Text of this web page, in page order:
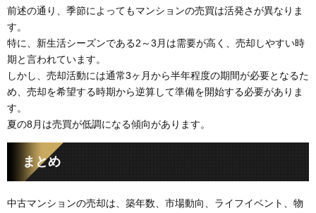
前述の通り、季節によってもマンションの売買は活発さが異なりま
す。
特に、新生活シーズンである2～3月は需要が高く、売却しやすい時
期と言われています。
しかし、売却活動には通常3ヶ月から半年程度の期間が必要となるた
め、売却を希望する時期から逆算して準備を開始する必要がありま
す。
夏の8月は売買が低調になる傾向があります。
まとめ
中古マンションの売却は、築年数、市場動向、ライフイベント、物